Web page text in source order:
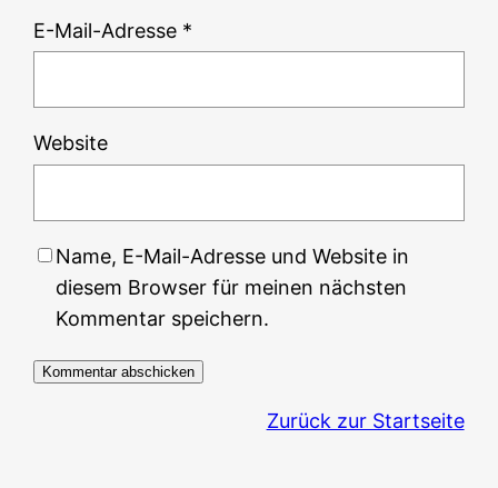
E-Mail-Adresse *
Website
Name, E-Mail-Adresse und Website in
diesem Browser für meinen nächsten
Kommentar speichern.
Zurück zur Startseite